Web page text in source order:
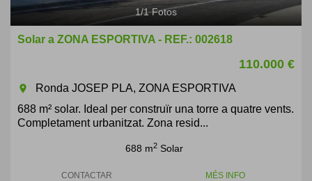
1/1Fotos
Solar a ZONA ESPORTIVA - REF.: 002618
110.000 €
room
Ronda JOSEP PLA, ZONA ESPORTIVA
688 m² solar. Ideal per construïr una torre a quatre vents.
Completament urbanitzat. Zona resid...
688 m2 Solar
CONTACTAR MÉS INFO